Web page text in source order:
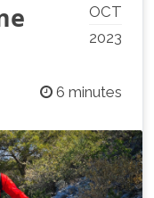
OCT
2023
6 minutes